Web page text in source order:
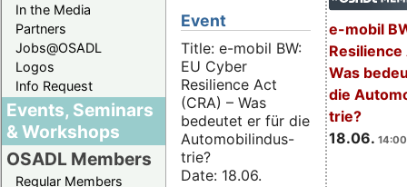
In the Media
Partners
Jobs@OSADL
Logos
Info Request
Events, Seminars
& Workshops
OSADL Members
Regular Members
e-mobil
Resilience
Was
die
trie?
18.06.
Event
Title: e-mobil BW:
EU Cyber
Resilience Act
(CRA) – Was
bedeutet er für die
Automobilindus-
trie?
Date: 18.06.